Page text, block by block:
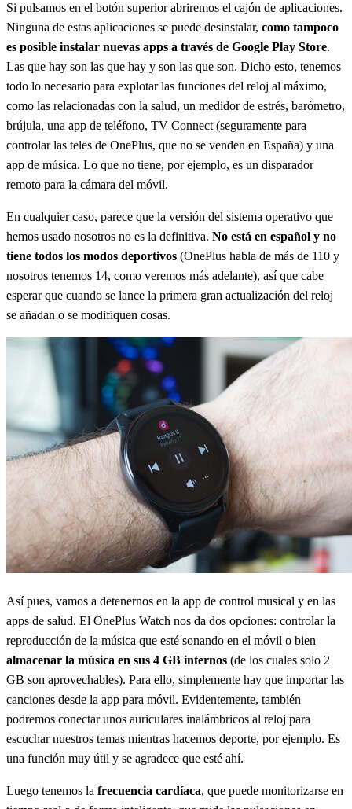
Si pulsamos en el botón superior abriremos el cajón de aplicaciones.
Ninguna de estas aplicaciones se puede desinstalar, como tampoco
es posible instalar nuevas apps a través de Google Play Store.
Las que hay son las que hay y son las que son. Dicho esto, tenemos
todo lo necesario para explotar las funciones del reloj al máximo,
como las relacionadas con la salud, un medidor de estrés, barómetro,
brújula, una app de teléfono, TV Connect (seguramente para
controlar las teles de OnePlus, que no se venden en España) y una
app de música. Lo que no tiene, por ejemplo, es un disparador
remoto para la cámara del móvil.
En cualquier caso, parece que la versión del sistema operativo que
hemos usado nosotros no es la definitiva. No está en español y no
tiene todos los modos deportivos (OnePlus habla de más de 110 y
nosotros tenemos 14, como veremos más adelante), así que cabe
esperar que cuando se lance la primera gran actualización del reloj
se añadan o se modifiquen cosas.
Así pues, vamos a detenernos en la app de control musical y en las
apps de salud. El OnePlus Watch nos da dos opciones: controlar la
reproducción de la música que esté sonando en el móvil o bien
almacenar la música en sus 4 GB internos (de los cuales solo 2
GB son aprovechables). Para ello, simplemente hay que importar las
canciones desde la app para móvil. Evidentemente, también
podremos conectar unos auriculares inalámbricos al reloj para
escuchar nuestros temas mientras hacemos deporte, por ejemplo. Es
una función muy útil y se agradece que esté ahí.
Luego tenemos la frecuencia cardíaca, que puede monitorizarse en